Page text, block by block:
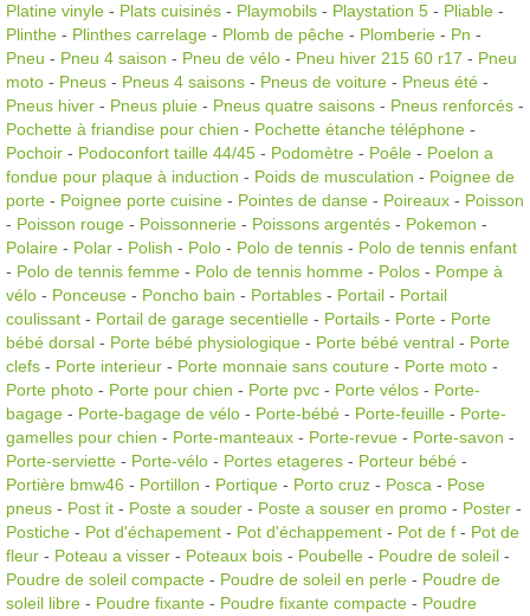
Platine vinyle - Plats cuisinés - Playmobils - Playstation 5 - Pliable -
Plinthe - Plinthes carrelage - Plomb de pêche - Plomberie - Pn -
Pneu - Pneu 4 saison - Pneu de vélo - Pneu hiver 215 60 r17 - Pneu
moto - Pneus - Pneus 4 saisons - Pneus de voiture - Pneus été -
Pneus hiver - Pneus pluie - Pneus quatre saisons - Pneus renforcés -
Pochette à friandise pour chien - Pochette étanche téléphone -
Pochoir - Podoconfort taille 44/45 - Podomètre - Poêle - Poelon a
fondue pour plaque à induction - Poids de musculation - Poignee de
porte - Poignee porte cuisine - Pointes de danse - Poireaux - Poisson
- Poisson rouge - Poissonnerie - Poissons argentés - Pokemon -
Polaire - Polar - Polish - Polo - Polo de tennis - Polo de tennis enfant
- Polo de tennis femme - Polo de tennis homme - Polos - Pompe à
vélo - Ponceuse - Poncho bain - Portables - Portail - Portail
coulissant - Portail de garage secentielle - Portails - Porte - Porte
bébé dorsal - Porte bébé physiologique - Porte bébé ventral - Porte
clefs - Porte interieur - Porte monnaie sans couture - Porte moto -
Porte photo - Porte pour chien - Porte pvc - Porte vélos - Porte-
bagage - Porte-bagage de vélo - Porte-bébé - Porte-feuille - Porte-
gamelles pour chien - Porte-manteaux - Porte-revue - Porte-savon -
Porte-serviette - Porte-vélo - Portes etageres - Porteur bébé -
Portière bmw46 - Portillon - Portique - Porto cruz - Posca - Pose
pneus - Post it - Poste a souder - Poste a souser en promo - Poster -
Postiche - Pot d'échapement - Pot d'échappement - Pot de f - Pot de
fleur - Poteau a visser - Poteaux bois - Poubelle - Poudre de soleil -
Poudre de soleil compacte - Poudre de soleil en perle - Poudre de
soleil libre - Poudre fixante - Poudre fixante compacte - Poudre